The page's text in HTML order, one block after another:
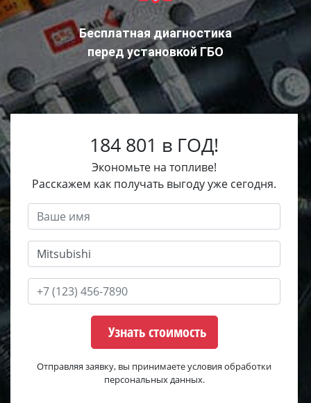
Бесплатная диагностика
перед установкой ГБО
184 801 в ГОД!
Экономьте на топливе!
Расскажем как получать выгоду уже сегодня.
Узнать стоимость
Отправляя заявку, вы принимаете условия обработки
персональных данных.